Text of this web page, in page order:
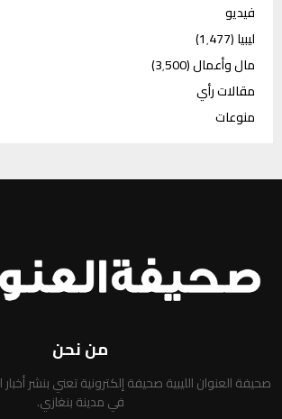
فيديو
ليبيا(1٬477)
مال وأعمال(3٬500)
مقالات رأي
منوعات
من نحن
في مدينة بنغازي.